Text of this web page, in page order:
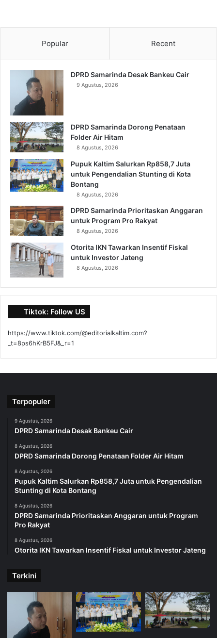
Popular Recent
DPRD Samarinda Desak Bankeu Cair
9 Agustus, 2026
DPRD Samarinda Dorong Penataan
Folder Air Hitam
8 Agustus, 2026
Pupuk Kaltim Salurkan Rp858,7 Juta
untuk Pengendalian Stunting di Kota
Bontang
8 Agustus, 2026
DPRD Samarinda Prioritaskan Anggaran
untuk Program Pro Rakyat
8 Agustus, 2026
Otorita IKN Tawarkan Insentif Fiskal
untuk Investor Jateng
8 Agustus, 2026
Tiktok: Follow US
https://www.tiktok.com/@editorialkaltim.com?
_t=8ps6hKrB5FJ&_r=1
Terpopuler
9 Agustus, 2026
DPRD Samarinda Desak Bankeu Cair
8 Agustus, 2026
DPRD Samarinda Dorong Penataan Folder Air Hitam
8 Agustus, 2026
Pupuk Kaltim Salurkan Rp858,7 Juta untuk Pengendalian
Stunting di Kota Bontang
8 Agustus, 2026
DPRD Samarinda Prioritaskan Anggaran untuk Program
Pro Rakyat
8 Agustus, 2026
Otorita IKN Tawarkan Insentif Fiskal untuk Investor Jateng
Terkini